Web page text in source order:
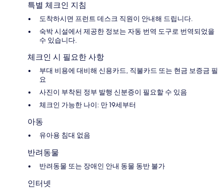
특별 체크인 지침
도착하시면 프런트 데스크 직원이 안내해 드립니다.
숙박 시설에서 제공한 정보는 자동 번역 도구로 번역되었을
수 있습니다.
체크인 시 필요한 사항
부대 비용에 대비해 신용카드, 직불카드 또는 현금 보증금 필
요
사진이 부착된 정부 발행 신분증이 필요할 수 있음
체크인 가능한 나이: 만 19세부터
아동
유아용 침대 없음
반려동물
반려동물 또는 장애인 안내 동물 동반 불가
인터넷